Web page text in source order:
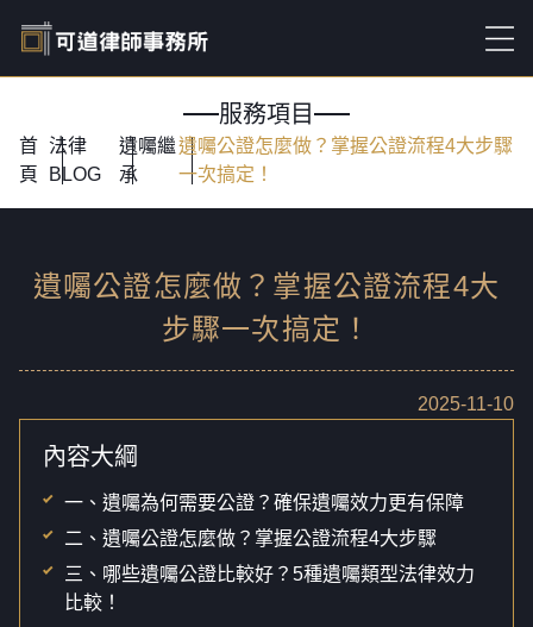
服務項目
首
頁
法律
BLOG
遺囑繼
承
遺囑公證怎麼做？掌握公證流程4大步驟
一次搞定！
遺囑公證怎麼做？掌握公證流程4大
步驟一次搞定！
2025-11-10
內容大綱
一、遺囑為何需要公證？確保遺囑效力更有保障
二、遺囑公證怎麼做？掌握公證流程4大步驟
三、哪些遺囑公證比較好？5種遺囑類型法律效力
比較！